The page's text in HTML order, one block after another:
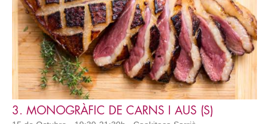
3. MONOGRÀFIC DE CARNS I AUS (S)